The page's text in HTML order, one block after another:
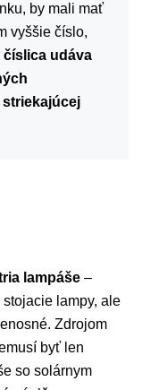
by mali mať
vyššie číslo,
číslica udáva
lampáše –
lampy, ale
Zdrojom
byť len
so solárnym